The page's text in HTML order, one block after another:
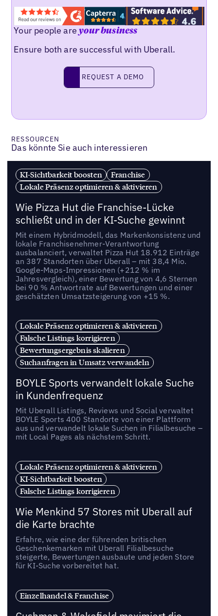
Your people areyour business
Ensure both are successful with Uberall.
request a demo
REQUEST A DEMO
RESSOURCEN
Das könnte Sie auch interessieren
KI-Sichtbarkeit boosten
Franchise
Lokale Präsenz optimieren & aktivieren
Wie Pizza Hut die Franchise-Lücke
schließt und in der KI-Suche gewinnt
Mit einem Hybridmodell, das Markenkonsistenz und
lokale Franchisenehmer-Verantwortung
ausbalanciert, verwaltet Pizza Hut 18.912 Einträge
an 387 Standorten über Uberall – mit 38,4 Mio.
Google-Maps-Impressionen (+212 % im
Jahresvergleich), einer Bewertung von 4,6 Sternen
bei 90 % Antwortrate auf Bewertungen und einer
geschätzten Umsatzsteigerung von +15 %.
Lokale Präsenz optimieren & aktivieren
Falsche Listings korrigieren
Bewertungsergebnis skalieren
Suchanfragen in Umsatz verwandeln
BOYLE Sports verwandelt lokale Suche
in Kundenfrequenz
Mit Uberall Listings, Reviews und Social verwaltet
BOYLE Sports 400 Standorte von einer Plattform
aus und verwandelt lokale Suchen in Filialbesuche –
mit Local Pages als nächstem Schritt.
Lokale Präsenz optimieren & aktivieren
KI-Sichtbarkeit boosten
Falsche Listings korrigieren
Wie Menkind 57 Stores mit Uberall auf
die Karte brachte
Erfahre, wie eine der führenden britischen
Geschenkemarken mit Uberall Filialbesuche
steigerte, Bewertungen ausbaute und jeden Store
für KI-Suche vorbereitet hat.
Einzelhandel & Franchise